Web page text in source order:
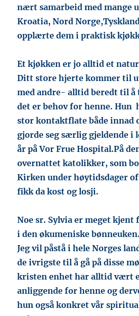
nært samarbeid med mange
Kroatia, Nord
opplærte dem i praktisk
Et kjøkken er jo alltid et
Ditt store hjerte kommer til
med andre- alltid beredt til å
det er behov for henne. Hun
stor kontaktflate både innad
gjorde seg særlig gjeldende i
år på Vor Frue Hospital.På
overnattet katolikker, som
Kirken under høytidsdager
fikk da kost og losji.
Noe sr. Sylvia er meget kjent
i den økumeniske bønneuken.
Jeg vil påstå i hele Norges
de ivrigste til å gå på disse
kristen enhet har alltid vært
anliggende for henne og
hun også konkret vår